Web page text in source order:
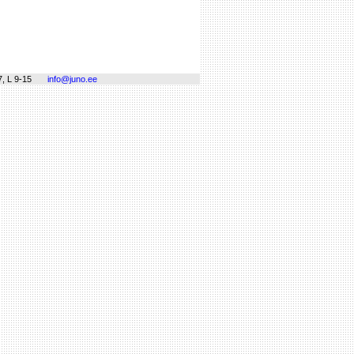
L 9-15 info@juno.ee